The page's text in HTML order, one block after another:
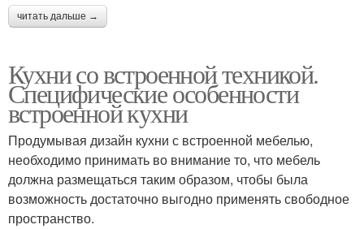
читать дальше →
Кухни со встроенной техникой.
Специфические особенности
встроенной кухни
Продумывая дизайн кухни с встроенной мебелью,
необходимо принимать во внимание то, что мебель
должна размещаться таким образом, чтобы была
возможность достаточно выгодно применять свободное
пространство.